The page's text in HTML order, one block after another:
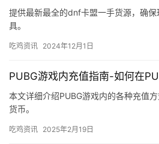
提供最新最全的dnf卡盟一手货源，确
具。
吃鸡资讯 2024年12月1日
PUBG游戏内充值指南-如何在
本文详细介绍PUBG游戏内的各种充值
货币。
吃鸡资讯 2025年2月19日